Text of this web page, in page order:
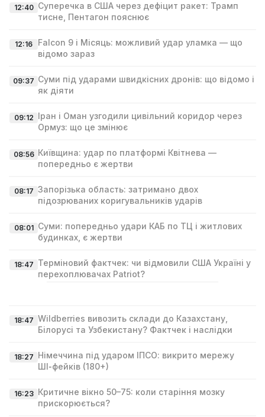
12:40 Суперечка в США через дефіцит ракет: Трамп
тисне, Пентагон пояснює
12:16
Falcon 9 і Місяць: можливий удар уламка — що
відомо зараз
09:37 Суми під ударами швидкісних дронів: що відомо і
як діяти
09:12 Іран і Оман узгодили цивільний коридор через
Ормуз: що це змінює
08:56 Київщина: удар по платформі Квітнева —
попередньо є жертви
08:17 Запорізька область: затримано двох
підозрюваних коригувальників ударів
08:01 Суми: попередньо удари КАБ по ТЦ і житлових
будинках, є жертви
18:47 Терміновий фактчек: чи відмовили США Україні у
перехоплювачах Patriot?
18:47 Wildberries вивозить склади до Казахстану,
Білорусі та Узбекистану? Фактчек і наслідки
18:27 Німеччина під ударом ІПСО: викрито мережу
ШІ‑фейків (180+)
16:23 Критичне вікно 50–75: коли старіння мозку
прискорюється?